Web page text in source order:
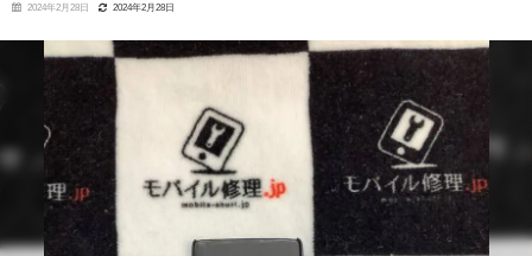
2024年2月28日 2024年2月28日